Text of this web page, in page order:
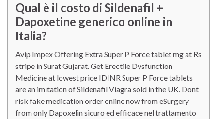
Qual è il costo di Sildenafil +
Dapoxetine generico online in
Italia?
Avip Impex Offering Extra Super P Force tablet mg at Rs
stripe in Surat Gujarat. Get Erectile Dysfunction
Medicine at lowest price IDINR Super P Force tablets
are an imitation of Sildenafil Viagra sold in the UK. Dont
risk fake medication order online now from eSurgery
from only Dapoxelin sicuro ed efficace nel trattamento